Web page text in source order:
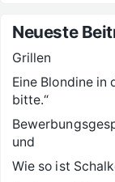
Neueste
Grillen
Eine Blondine in
bitte.“
und
Wie so ist